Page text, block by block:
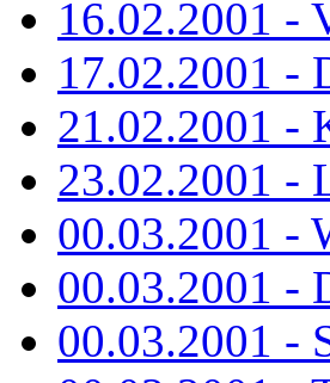
16.02.2001 -
17.02.2001 -
21.02.2001 -
23.02.2001 -
00.03.2001 -
00.03.2001 -
00.03.2001 -